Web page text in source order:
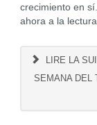
crecimiento en
ahora a la
LIRE LA
SEMANA DEL